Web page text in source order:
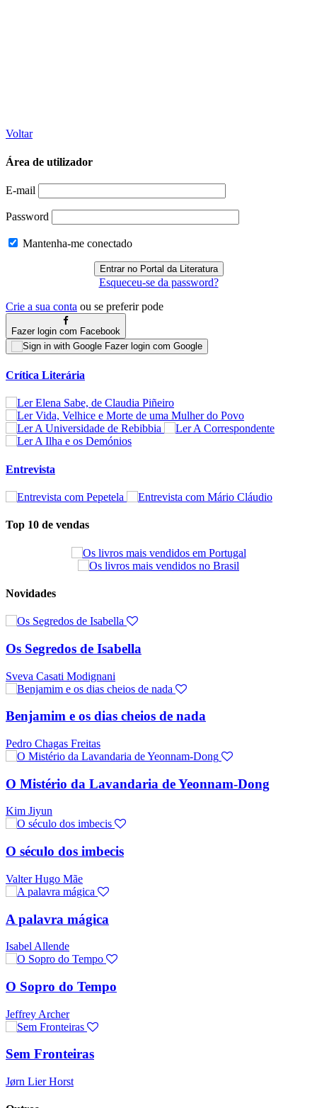
Voltar
Área de utilizador
E-mail
Password
Mantenha-me conectado
Esqueceu-se da password?
Crie a sua conta ou se preferir pode
Fazer login com Facebook
Fazer login com Google
Crítica Literária
Entrevista
Top 10 de vendas
Novidades
Os Segredos de Isabella
Sveva Casati Modignani
Benjamim e os dias cheios de nada
Pedro Chagas Freitas
O Mistério da Lavandaria de Yeonnam-Dong
Kim Jiyun
O século dos imbecis
Valter Hugo Mãe
A palavra mágica
Isabel Allende
O Sopro do Tempo
Jeffrey Archer
Sem Fronteiras
Jørn Lier Horst